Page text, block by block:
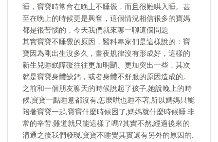
睡，寶寶時常會在晚上不睡覺，而且很難哄入睡。甚
至在晚上的時候更是興奮，這個情況相信很多的寶媽
都是很苦惱的，今天我們就來聊一聊這個問題
其實寶寶不睡覺的原因，醫科專家們是這樣說的：寶
寶因為剛出生沒多久，晝夜規律沒有形成好，這樣的
新生兒睡眠障礙往往更加明顯、更加突出一些，其次
就是寶寶身體缺鈣，或者身體不舒服的原因造成的。
之前和一個朋友聊天的時候說起了孩子,她說晚上的時
候,寶寶一點睡意都沒有,怎麼哄也睡不著,所以媽媽只能
陪著寶寶一起,寶寶什麼時候困了,媽媽就什麼時候睡.非
常的辛苦.難道就只能這樣了嗎?其實不然,經過後來的
溝通之後我們發現,寶寶不睡覺其實還有另外的原因的.